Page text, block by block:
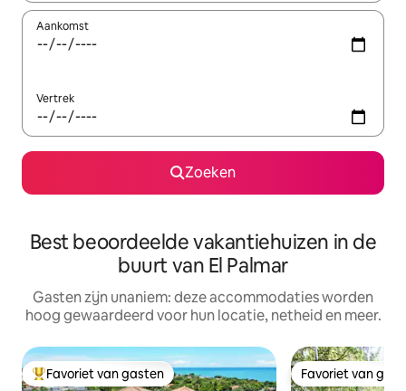
Aankomst
Vertrek
Zoeken
Best beoordeelde vakantiehuizen in de
buurt van El Palmar
Gasten zijn unaniem: deze accommodaties worden
hoog gewaardeerd voor hun locatie, netheid en meer.
Topfavoriet van gasten
Favoriet van gasten Favoriet van
Favoriet van